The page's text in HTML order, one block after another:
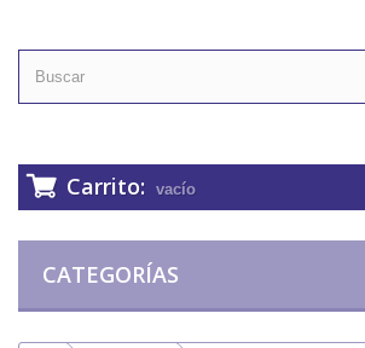
Carrito: vacío
CATEGORÍAS